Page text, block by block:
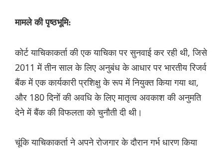
मामले की पृष्ठभूमि:
कोर्ट याचिकाकर्ता की एक याचिका पर सुनवाई कर रही थी, जिसे
2011 में तीन साल के लिए अनुबंध के आधार पर भारतीय रिजर्व
बैंक में एक कार्यकारी प्रशिक्षु के रूप में नियुक्त किया गया था,
और 180 दिनों की अवधि के लिए मातृत्व अवकाश की अनुमति
देने में बैंक की विफलता को चुनौती दी थी।
चूंकि याचिकाकर्ता ने अपने रोजगार के दौरान गर्भ धारण किया